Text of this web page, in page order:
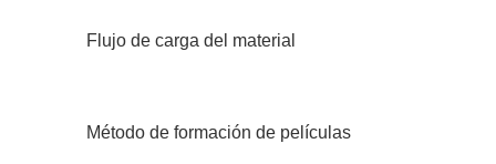
Flujo de carga del material
Método de formación de películas